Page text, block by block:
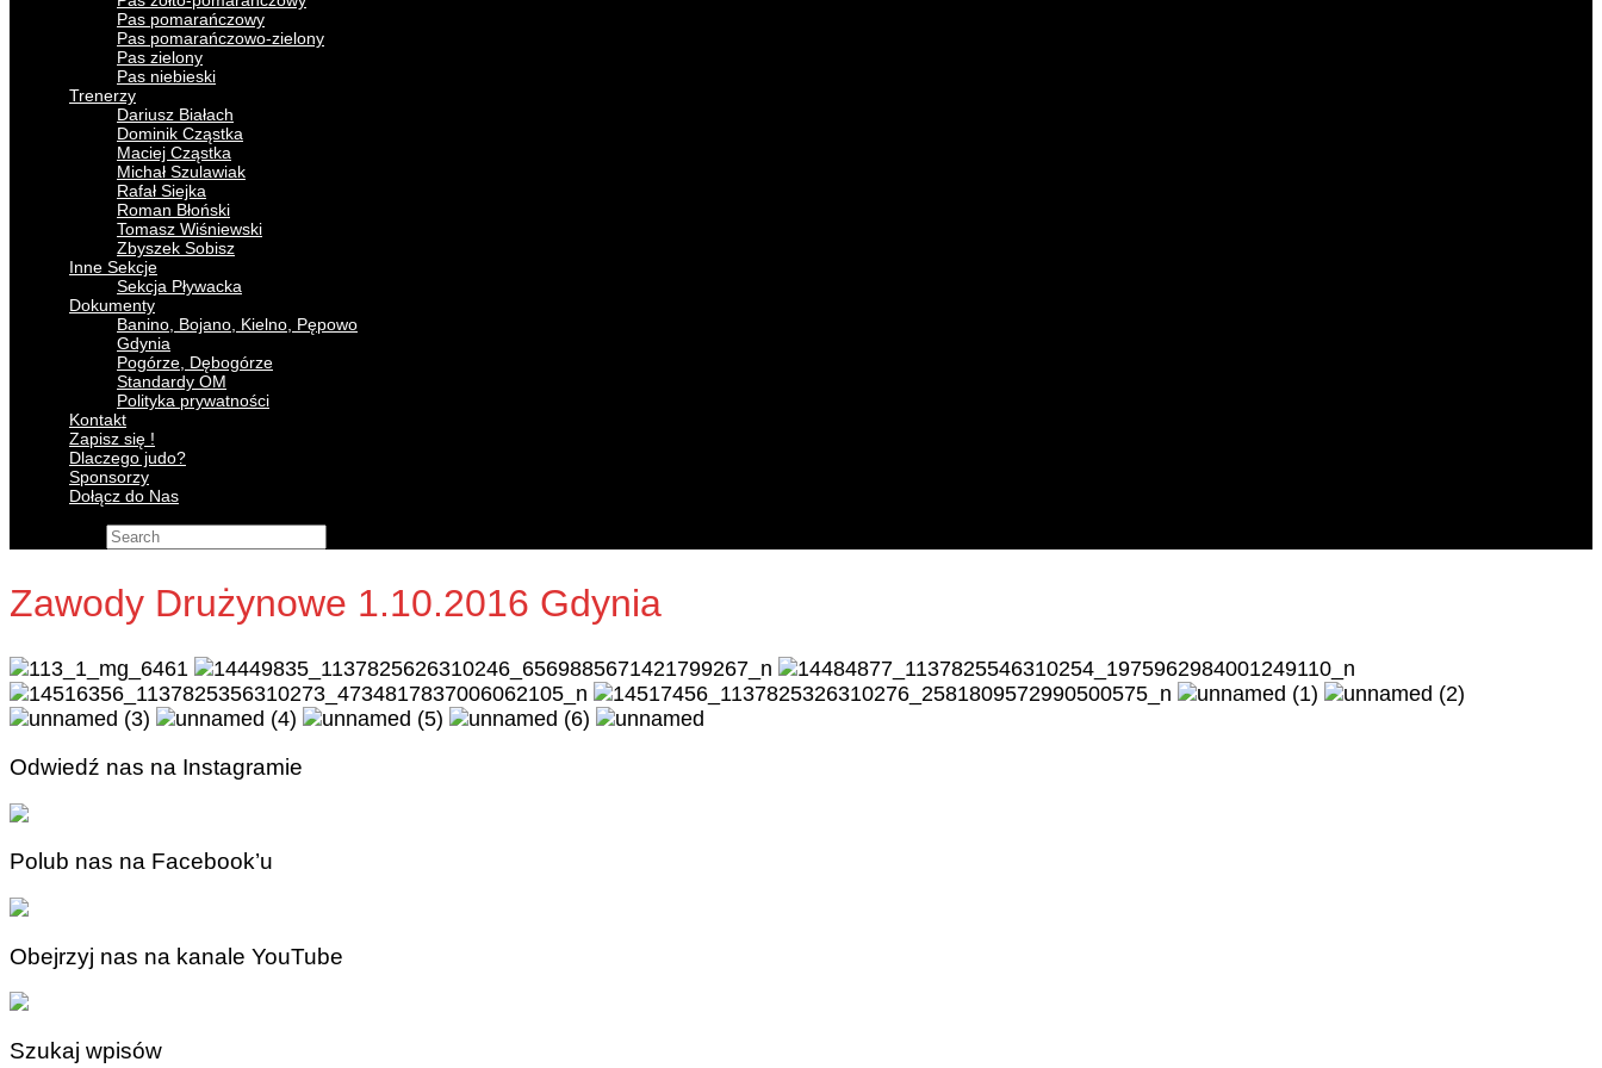
Pas pomarańczowy
Pas pomarańczowo-zielony
Pas zielony
Pas niebieski
Trenerzy
Dariusz Białach
Dominik Cząstka
Maciej Cząstka
Michał Szulawiak
Rafał Siejka
Roman Błoński
Tomasz Wiśniewski
Zbyszek Sobisz
Inne Sekcje
Sekcja Pływacka
Dokumenty
Banino, Bojano, Kielno, Pępowo
Gdynia
Pogórze, Dębogórze
Standardy OM
Polityka prywatności
Kontakt
Zapisz się !
Dlaczego judo?
Sponsorzy
Dołącz do Nas
Zawody Drużynowe 1.10.2016 Gdynia
Odwiedź nas na Instagramie
Polub nas na Facebook’u
Obejrzyj nas na kanale YouTube
Szukaj wpisów